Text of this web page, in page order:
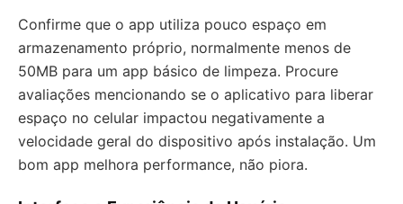
Confirme que o app utiliza pouco espaço em
armazenamento próprio, normalmente menos de
50MB para um app básico de limpeza. Procure
avaliações mencionando se o aplicativo para liberar
espaço no celular impactou negativamente a
velocidade geral do dispositivo após instalação. Um
bom app melhora performance, não piora.